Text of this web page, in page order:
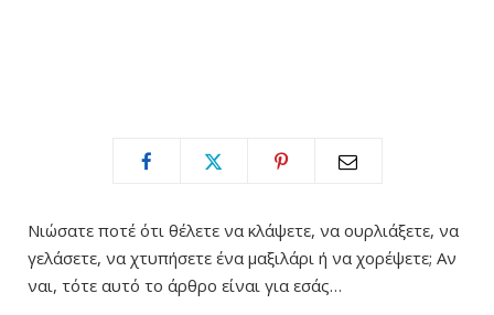
Νιώσατε ποτέ ότι θέλετε να κλάψετε, να ουρλιάξετε, να
γελάσετε, να χτυπήσετε ένα μαξιλάρι ή να χορέψετε; Αν
ναι, τότε αυτό το άρθρο είναι για εσάς…